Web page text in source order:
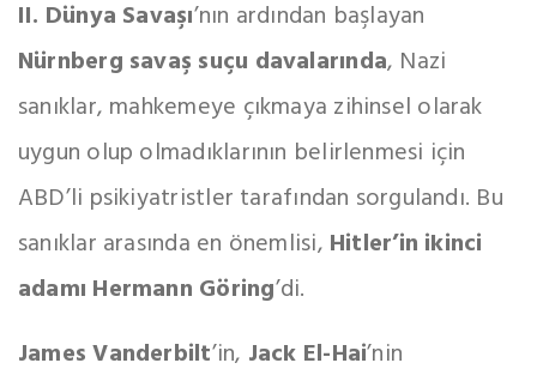
II. Dünya Savaşı’nın ardından başlayan
Nürnberg savaş suçu davalarında, Nazi
sanıklar, mahkemeye çıkmaya zihinsel olarak
uygun olup olmadıklarının belirlenmesi için
ABD’li psikiyatristler tarafından sorgulandı. Bu
sanıklar arasında en önemlisi, Hitler’in ikinci
adamı Hermann Göring’di.
James Vanderbilt’in, Jack El-Hai’nin